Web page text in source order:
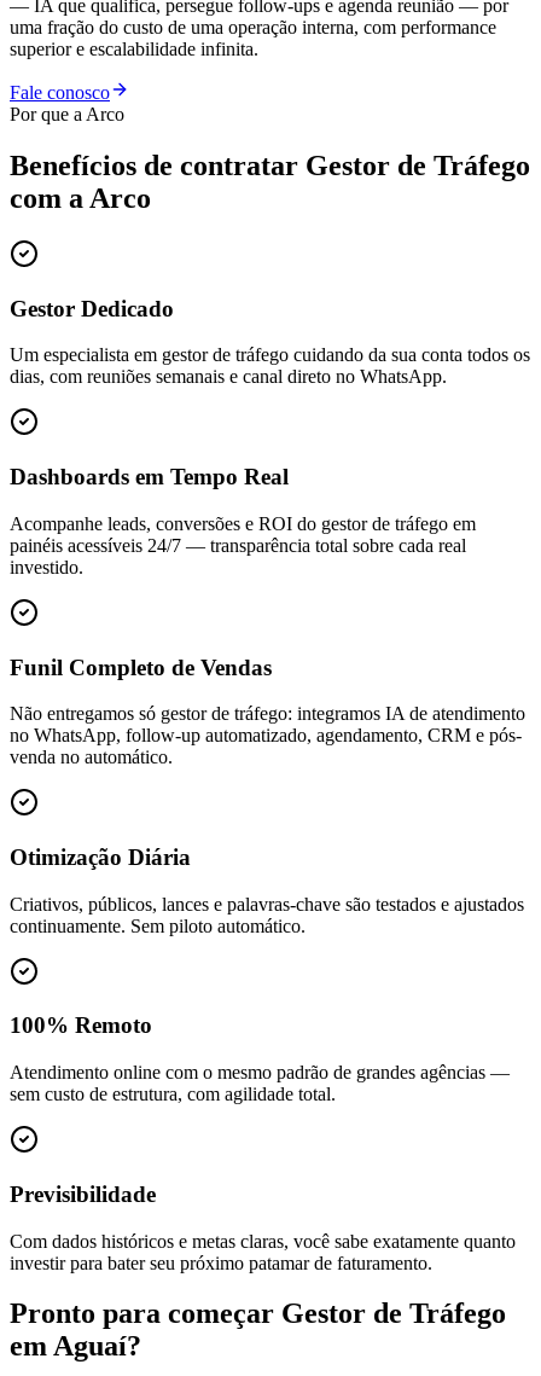
— IA que qualifica, persegue follow-ups e agenda reunião — por
uma fração do custo de uma operação interna, com performance
superior e escalabilidade infinita.
Fale conosco
Por que a Arco
Benefícios de contratar Gestor de Tráfego
com a Arco
Gestor Dedicado
Um especialista em gestor de tráfego cuidando da sua conta todos os
dias, com reuniões semanais e canal direto no WhatsApp.
Dashboards em Tempo Real
Acompanhe leads, conversões e ROI do gestor de tráfego em
painéis acessíveis 24/7 — transparência total sobre cada real
investido.
Funil Completo de Vendas
Não entregamos só gestor de tráfego: integramos IA de atendimento
no WhatsApp, follow-up automatizado, agendamento, CRM e pós-
venda no automático.
Otimização Diária
Criativos, públicos, lances e palavras-chave são testados e ajustados
continuamente. Sem piloto automático.
100% Remoto
Atendimento online com o mesmo padrão de grandes agências —
sem custo de estrutura, com agilidade total.
Previsibilidade
Com dados históricos e metas claras, você sabe exatamente quanto
investir para bater seu próximo patamar de faturamento.
Pronto para começar Gestor de Tráfego
emAguaí?